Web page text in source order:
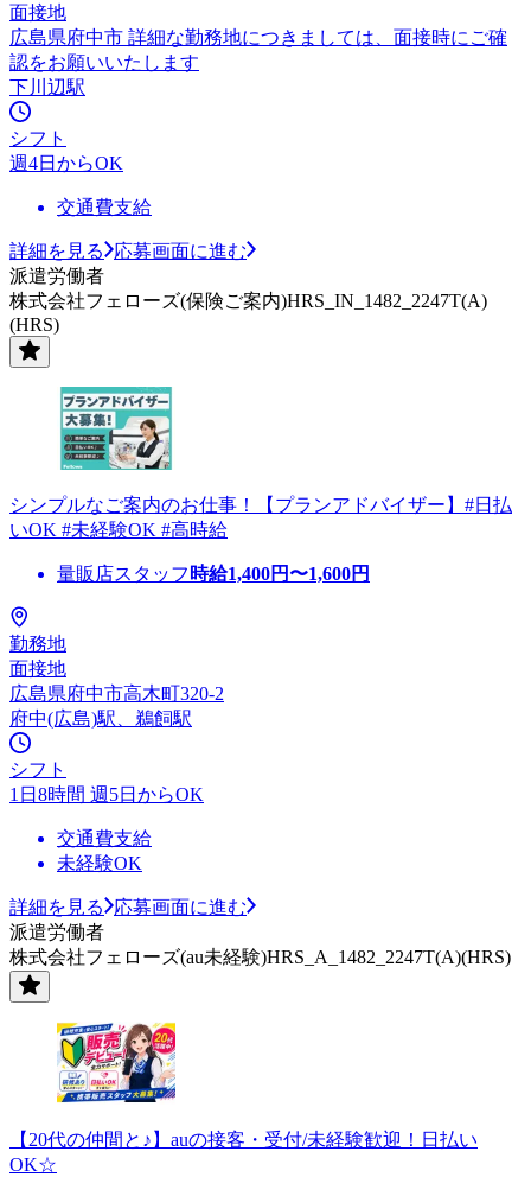
面接地
広島県府中市 詳細な勤務地につきましては、面接時にご確
認をお願いいたします
下川辺駅
シフト
週4日からOK
交通費支給
詳細を見る
応募画面に進む
派遣労働者
株式会社フェローズ(保険ご案内)HRS_IN_1482_2247T(A)
(HRS)
シンプルなご案内のお仕事！【プランアドバイザー】#日払
いOK #未経験OK #高時給
量販店スタッフ 時給1,400円〜1,600円
勤務地
面接地
広島県府中市高木町320-2
府中(広島)駅、鵜飼駅
シフト
1日8時間 週5日からOK
交通費支給
未経験OK
詳細を見る
応募画面に進む
派遣労働者
株式会社フェローズ(au未経験)HRS_A_1482_2247T(A)(HRS)
【20代の仲間と♪】auの接客・受付/未経験歓迎！日払い
OK☆